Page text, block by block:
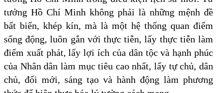
tưởng Hồ Chí Minh không phải là những mệnh đề
bất biến, khép kín, mà là một hệ thống quan điểm
sống động, luôn gắn với thực tiễn, lấy thực tiễn làm
điểm xuất phát, lấy lợi ích của dân tộc và hạnh phúc
của Nhân dân làm mục tiêu cao nhất, lấy tự chủ, dân
chủ, đổi mới, sáng tạo và hành động làm phương